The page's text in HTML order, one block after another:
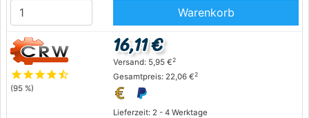
Warenkorb
starstarstarstarstar_half
(95 %)
Lieferzeit: 2 - 4 Werktage
16,11 €
Versand: 5,95 €2
Gesamtpreis: 22,06 €2